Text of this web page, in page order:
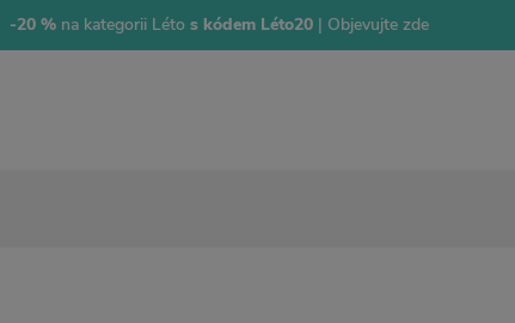
-20 %na kategorii Létos kódem Léto20 | Objevujte zde